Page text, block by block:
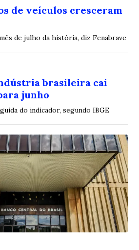
de veículos cresceram
de julho da história, diz Fenabrave
brasileira cai
junho
do indicador, segundo IBGE